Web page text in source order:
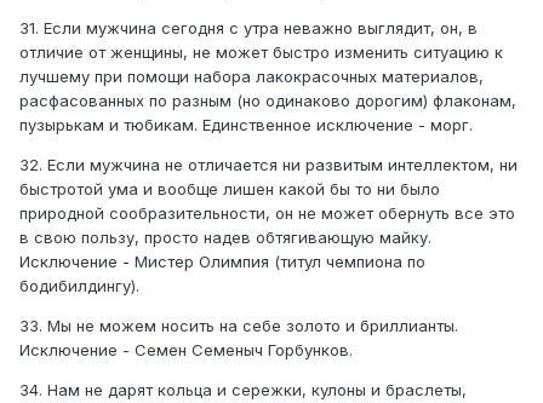
31. Если мужчина сегодня с утра неважно выглядит, он, в
отличие от женщины, не может быстро изменить ситуацию к
лучшему при помощи набора лакокрасочных материалов,
расфасованных по разным (но одинаково дорогим) флаконам,
пузырькам и тюбикам. Единственное исключение - морг.
32. Если мужчина не отличается ни развитым интеллектом, ни
быстротой ума и вообще лишен какой бы то ни было
природной сообразительности, он не может обернуть все это
в свою пользу, просто надев обтягивающую майку.
Исключение - Мистер Олимпия (титул чемпиона по
бодибилдингу).
33. Мы не можем носить на себе золото и бриллианты.
Исключение - Семен Семеныч Горбунков.
34. Нам не дарят кольца и сережки, кулоны и браслеты,